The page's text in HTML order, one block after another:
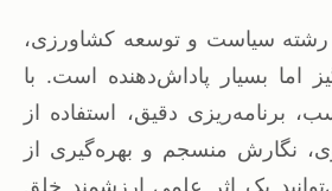
رشته سیاست و توسعه کشاورزی،
اما بسیار پاداش‌دهنده است. با
برنامه‌ریزی دقیق، استفاده از
نگارش منسجم و بهره‌گیری از